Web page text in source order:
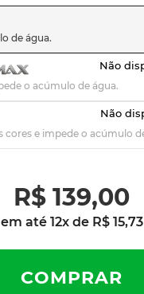
R$ 139,00
em até 12x de R$ 15,73